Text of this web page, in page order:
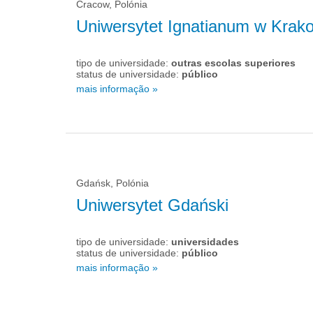
Cracow, Polónia
Uniwersytet Ignatianum w
tipo de universidade: outras escolas superiores
status de universidade: público
mais informação »
Gdańsk, Polónia
Uniwersytet Gdański
tipo de universidade: universidades
status de universidade: público
mais informação »